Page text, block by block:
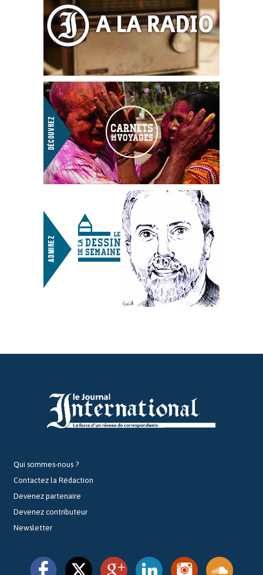
Qui sommes-nous ?
Contactez la Rédaction
Devenez partenaire
Devenez contributeur
Newsletter